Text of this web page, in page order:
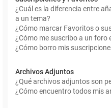
¿Cuál es la diferencia entre
a un tema?
¿Cómo marcar Favoritos o
¿Cómo me suscribo a un foro
¿Cómo borro mis
Archivos Adjuntos
¿Qué archivos adjuntos son
¿Cómo encuentro todos mis